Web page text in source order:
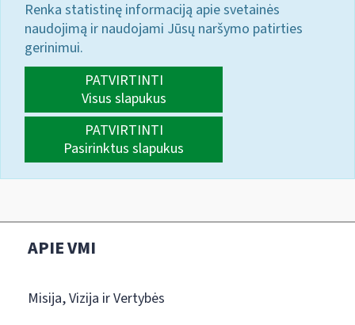
Renka statistinę informaciją apie svetainės
naudojimą ir naudojami Jūsų naršymo patirties
gerinimui.
PATVIRTINTI
Visus slapukus
PATVIRTINTI
Pasirinktus slapukus
APIE VMI
Misija, Vizija ir Vertybės